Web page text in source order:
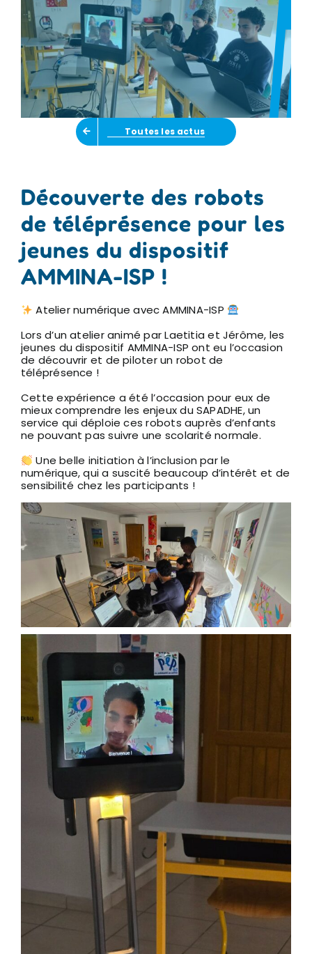
Toutes les actus
Découverte des robots
de téléprésence pour les
jeunes du dispositif
AMMINA-ISP !
Atelier numérique avec AMMINA-ISP
Lors d’un atelier animé par Laetitia et Jérôme, les
jeunes du dispositif AMMINA-ISP ont eu l’occasion
de découvrir et de piloter un robot de
téléprésence !
Cette expérience a été l’occasion pour eux de
mieux comprendre les enjeux du SAPADHE, un
service qui déploie ces robots auprès d’enfants
ne pouvant pas suivre une scolarité normale.
Une belle initiation à l’inclusion par le
numérique, qui a suscité beaucoup d’intérêt et de
sensibilité chez les participants !